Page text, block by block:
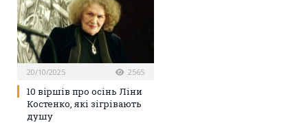
20/10/2025 2565
10 віршів про осінь Ліни
Костенко, які зігрівають
душу